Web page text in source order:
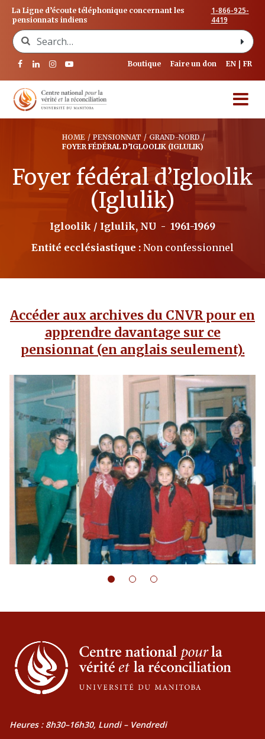
La Ligne d’écoute téléphonique concernant les
pensionnats indiens
1-866-925-
4419
Search for:
Boutique Faire un don EN FR
HOME / PENSIONNAT / GRAND-NORD /
FOYER FÉDÉRAL D’IGLOOLIK (IGLULIK)
Foyer fédéral d’Igloolik
(Iglulik)
Igloolik / Iglulik, NU - 1961-1969
Entité ecclésiastique : Non confessionnel
Accéder aux archives du CNVR pour en
apprendre davantage sur ce
pensionnat (en anglais seulement).
Heures : 8h30–16h30, Lundi – Vendredi